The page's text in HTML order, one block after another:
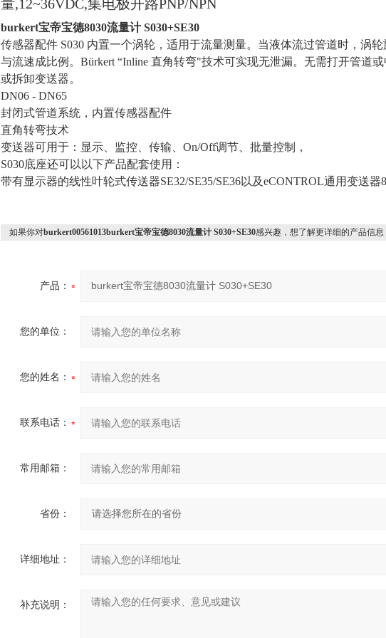
量,12~36VDC,集电极开路PNP/NPN
burkert宝帝宝德8030流量计 S030+SE30
传感器配件 S030 内置一个涡轮，适用于流量测量。当液体流过管道时，涡
与流速成比例。Bürkert “Inline 直角转弯"技术可实现无泄漏。无需打开管道
或拆卸变送器。
DN06 - DN65
封闭式管道系统，内置传感器配件
直角转弯技术
变送器可用于：显示、监控、传输、On/Off调节、批量控制，
S030底座还可以以下产品配套使用：
带有显示器的线性叶轮式传送器SE32/SE35/SE36以及eCONTROL通用变送器
如果你对burkert00561013burkert宝帝宝德8030流量计 S030+SE30感兴趣，想了解更详细的产品信息
产品：
您的单位：
您的姓名：
联系电话：
常用邮箱：
省份：
详细地址：
补充说明：